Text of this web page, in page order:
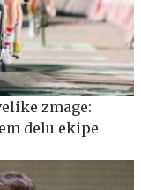
zmage:
delu ekipe